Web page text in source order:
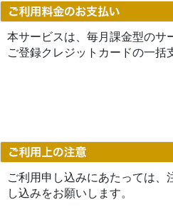
本サービスは、毎月課金型のサ
ご登録クレジットカードの一
ご利用申し込みにあたっては
し込みをお願いします。